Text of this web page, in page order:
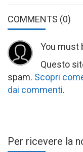
COMMENTS (0)
You must
Questo
spam. Scopri
dai commenti.
Per ricevere la